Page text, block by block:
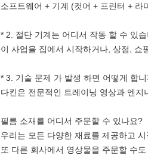
소프트웨어 + 기계 (컷어 + 프린터 + 라
* 2. 절단 기계는 어디서 작동 할 수 있
이 사업을 집에서 시작하거나, 상점, 쇼
* 3. 기술 문제 가 발생 하면 어떻게 합
다킨은 전문적인 트레이닝 영상과 엔지
필름 소재를 어디서 주문할 수 있나요?
우리는 모든 다양한 재료를 제공하고
또 다른 회사에서 영상물을 주문할 수도